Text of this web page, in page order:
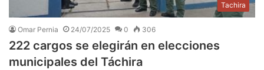
Tachira
Omar Pernia 24/07/2025 0 306
222 cargos se elegirán en elecciones
municipales del Táchira